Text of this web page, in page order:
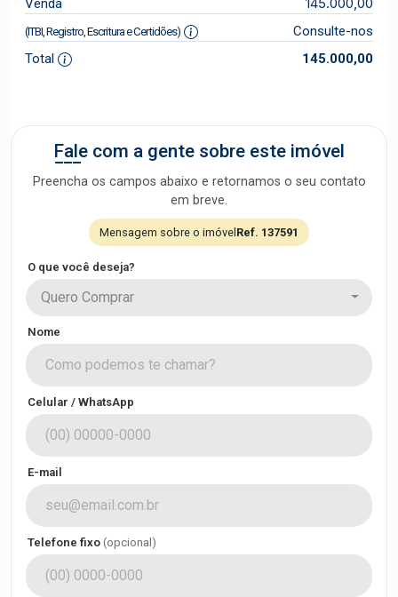
(ITBI, Registro, Escritura e Certidões)
Consulte-nos
Total
145.000,00
Fale com a gente sobre este imóvel
Preencha os campos abaixo e retornamos o seu contato
em breve.
Mensagem sobre o imóvelRef. 137591
O que você deseja?
Quero Comprar
Nome
Celular / WhatsApp
E-mail
Telefone fixo (opcional)